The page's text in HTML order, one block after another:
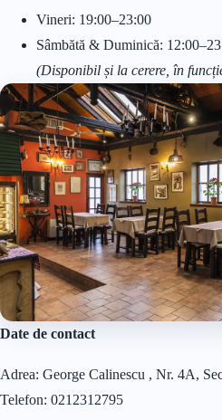
Vineri: 19:00–23:00
Sâmbătă & Duminică:
(Disponibil și la cerere, în
Date de contact
Adrea: George Calinescu , Nr. 4A,
Telefon: 0212312795